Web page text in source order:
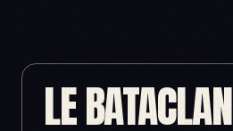
LE BATACLAN